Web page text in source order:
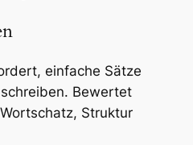
einfache Sätze
Bewertet
Struktur